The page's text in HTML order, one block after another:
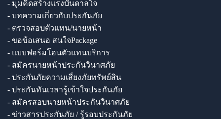
- มุมคิดสร้างแรงบันดาลใจ
- บทความเกี่ยวกับประกันภัย
- ตรวจสอบตัวแทน/นายหน้า
- ขอข้อเสนอ สนใจPackage
- แบบฟอร์มโอนตัวแทนบริการ
- สมัครนายหน้าประกันวินาศภัย
- ประกันภัยความเสี่ยงภัยทรัพย์สิน
- ประกันทันเวลารู้เข้าใจประกันภัย
- สมัครสอบนายหน้าประกันวินาศภัย
- ข่าวสารประกันภัย / รู้รอบประกันภัย